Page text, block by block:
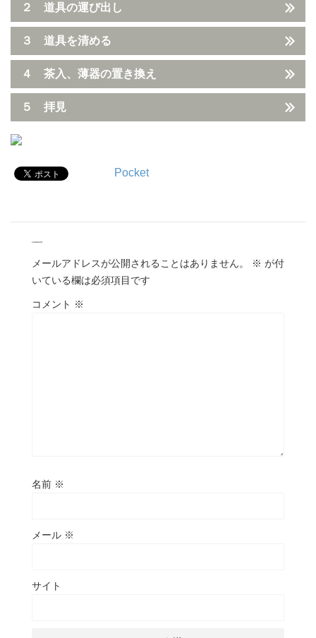
２ 道具の運び出し
３ 道具を清める
４ 茶入、薄器の置き換え
５ 拝見
Pocket
comment
メールアドレスが公開されることはありません。 ※ が付
いている欄は必須項目です
コメント ※
名前 ※
メール ※
サイト